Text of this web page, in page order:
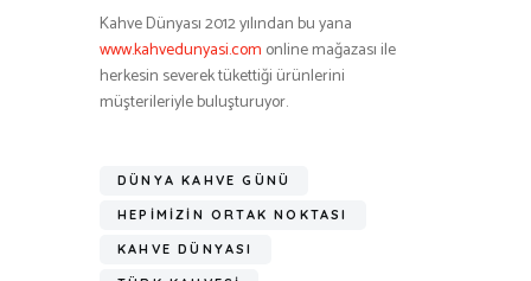
Kahve Dünyası 2012 yılından bu yana
www.kahvedunyasi.com online mağazası ile
herkesin severek tükettiği ürünlerini
müşterileriyle buluşturuyor.
DÜNYA KAHVE GÜNÜ
HEPIMIZIN ORTAK NOKTASI
KAHVE DÜNYASI